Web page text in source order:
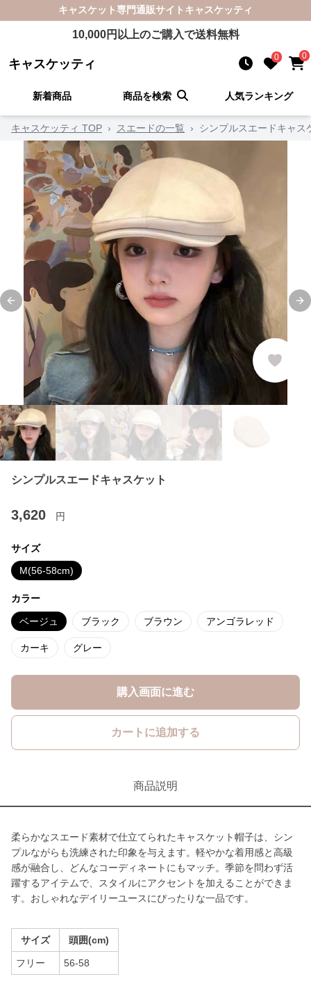
キャスケット専門通販サイト キャスケッティ
10,000円以上のご購入で送料無料
キャスケッティ 0 0
新着商品 商品を検索 人気ランキング
キャスケッティ TOP › スエードの一覧 › シンプルスエードキャス
Previous slide
シンプルスエードキャスケット
3,620 円
サイズ
M(56-58cm)
カラー
ベージュ ブラック ブラウン アンゴラレッド
カーキ グレー
購入画面に進む
カートに追加する
商品説明
柔らかなスエード素材で仕立てられたキャスケット帽子は、シン
プルながらも洗練された印象を与えます。軽やかな着用感と高級
感が融合し、どんなコーディネートにもマッチ。季節を問わず活
躍するアイテムで、スタイルにアクセントを加えることができま
す。おしゃれなデイリーユースにぴったりな一品です。
サイズ 頭囲(cm)
フリー 56-58